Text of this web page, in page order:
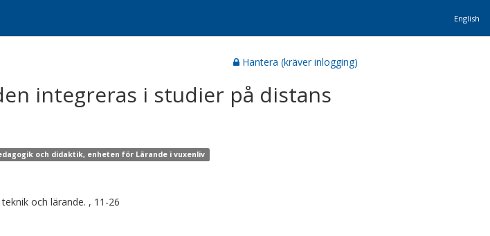
English
Hantera (kräver inlogging)
integreras i studier på distans
och didaktik, enheten för Lärande i vuxenliv
och lärande. , 11-26